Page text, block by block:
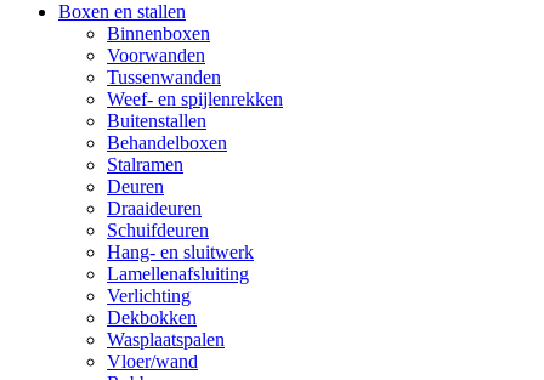
Boxen en stallen
Binnenboxen
Voorwanden
Tussenwanden
Weef- en spijlenrekken
Buitenstallen
Behandelboxen
Stalramen
Deuren
Draaideuren
Schuifdeuren
Hang- en sluitwerk
Lamellenafsluiting
Verlichting
Dekbokken
Wasplaatspalen
Vloer/wand